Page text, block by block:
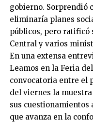
gobierno. Sorprendió
eliminaría planes
públicos, pero ratificó
Central y varios
En una extensa
Leamos en la Feria
convocatoria entre el
del viernes la
sus cuestionamientos
que avanza en la